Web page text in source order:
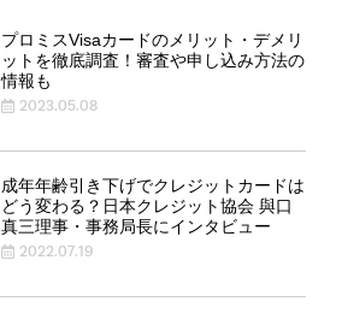
プロミスVisaカードのメリット・デメリ
ットを徹底調査！審査や申し込み方法の
情報も
2023.05.08
成年年齢引き下げでクレジットカードは
どう変わる？日本クレジット協会 與口
真三理事・事務局長にインタビュー
2022.07.19